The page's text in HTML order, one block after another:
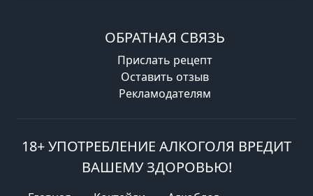
ОБРАТНАЯ СВЯЗЬ
Прислать рецепт
Оставить отзыв
Рекламодателям
18+ УПОТРЕБЛЕНИЕ АЛКОГОЛЯ ВРЕДИТ
ВАШЕМУ ЗДОРОВЬЮ!